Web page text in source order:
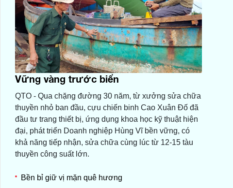
Vững vàng trước biển
QTO - Qua chặng đường 30 năm, từ xưởng sửa chữa
thuyền nhỏ ban đầu, cựu chiến binh Cao Xuân Đố đã
đầu tư trang thiết bị, ứng dụng khoa học kỹ thuật hiện
đại, phát triển Doanh nghiệp Hùng Vĩ bền vững, có
khả năng tiếp nhận, sửa chữa cùng lúc từ 12-15 tàu
thuyền công suất lớn.
Bền bỉ giữ vị mặn quê hương